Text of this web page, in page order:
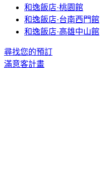
和逸飯店·桃園館
和逸飯店·台南西門館
和逸飯店·高雄中山館
尋找您的預訂
滿意客計畫